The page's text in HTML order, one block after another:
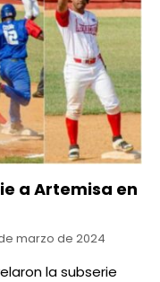
a Artemisa en
marzo de 2024
la subserie